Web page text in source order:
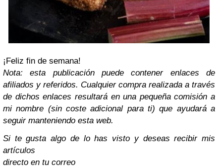
¡Feliz fin de semana!
Nota: esta publicación puede contener enlaces de
afiliados y referidos. Cualquier compra realizada a través
de dichos enlaces resultará en una pequeña comisión a
mi nombre (sin coste adicional para ti) que ayudará a
seguir manteniendo esta web.
Si te gusta algo de lo has visto y deseas recibir mis
artículos
directo en tu correo